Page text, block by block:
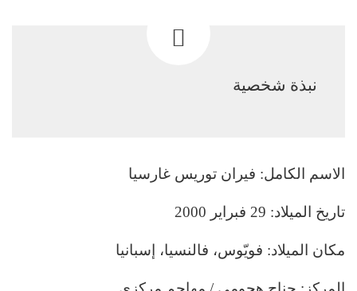
نبذة شخصية
الاسم الكامل: فيران توريس غارسيا
تاريخ الميلاد: 29 فبراير 2000
مكان الميلاد: فويّوس، فالنسيا، إسبانيا